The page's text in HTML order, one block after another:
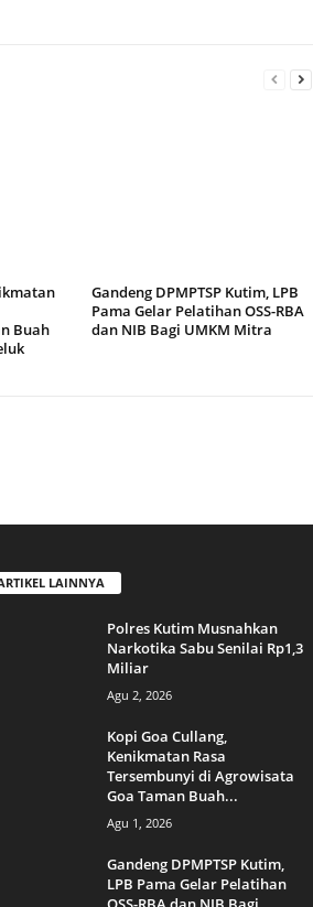
Buah
Gandeng DPMPTSP Kutim, LPB
Pama Gelar Pelatihan OSS-RBA
dan NIB Bagi UMKM Mitra
LAINNYA
Polres Kutim Musnahkan
Narkotika Sabu Senilai Rp1,3
Miliar
Agu 2, 2026
Kopi Goa Cullang,
Kenikmatan Rasa
Tersembunyi di Agrowisata
Goa Taman Buah...
Agu 1, 2026
Gandeng DPMPTSP Kutim,
LPB Pama Gelar Pelatihan